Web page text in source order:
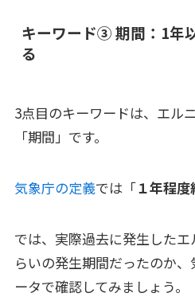
キーワード③ 期間：1年
る
3点目のキーワードは、エル
「期間」です。
気象庁の定義では「１年程度
では、実際過去に発生した
らいの発生期間だったのか
ータで確認してみましょう。